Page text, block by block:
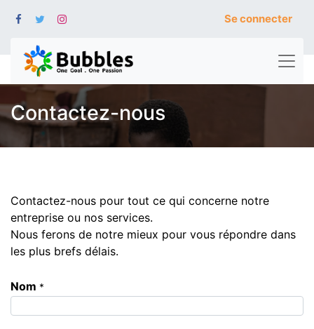
Se connecter
Contactez-nous
Contactez-nous pour tout ce qui concerne notre
entreprise ou nos services.
Nous ferons de notre mieux pour vous répondre dans
les plus brefs délais.
Nom *